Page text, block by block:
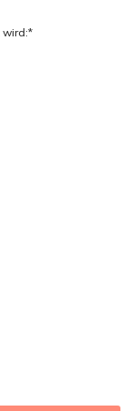
wird:*